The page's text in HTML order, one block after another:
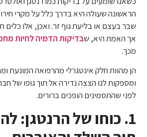
הראשונה שעולה היא בדרך כלל על מקרי
שבר בעצם או בליעת גוף זר. ואכן, אלו כלים
אך האמת היא, שבדיקות הדמיה לחיות
מכך.
הן מהוות חלק אינטגרלי מהרפואה המונעת
ומספקות לנו הצצה נדירה אל תוך גופו של
לפני שהתסמינים הופכים ברורים.
1. כוחו של הרנטגן: